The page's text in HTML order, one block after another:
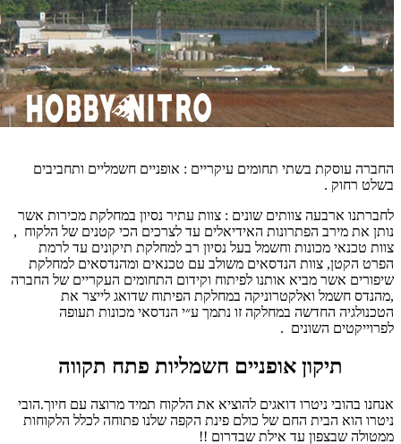
החברה עוסקת בשתי תחומים עיקריים : אופניים חשמליים ותחביבים
בשלט רחוק .
לחברתנו ארבעה צוותים שונים : צוות עתיר נסיון במחלקת מכירות אשר
נותן את מירב הפתרונות האידיאלים עד לצרכים הכי קטנים של הלקוח ,
צוות טכנאי מכונות וחשמל בעל נסיון רב למחלקת תיקונים עד לרמת
הפרט הקטן, צוות הנדסאים משולב עם טכנאים ומהנדסאים למחלקת
שיפורים אשר מביא אותנו לפיתוח וקידום התחומים העקריים של החברה
,מהנדס חשמל ואלקטרוניקה במחלקת הפיתוח שדואג לייצר את
הטכנולגיה החדשה במחלקה זו נתמך ע״י הנדסאי מכונות תעופה
לפרוייקטים השונים .
תיקון אופניים חשמליות פתח תקווה
אנחנו בהובי ניטרו דואגים להוציא את הלקוח תמיד מרוצה עם חיוך.הובי
ניטרו הוא הבית החם של כולם פינת הקפה שלנו פתוחה לכלל הלקוחות
ממטולה שבצפון עד אילת שבדרום !!